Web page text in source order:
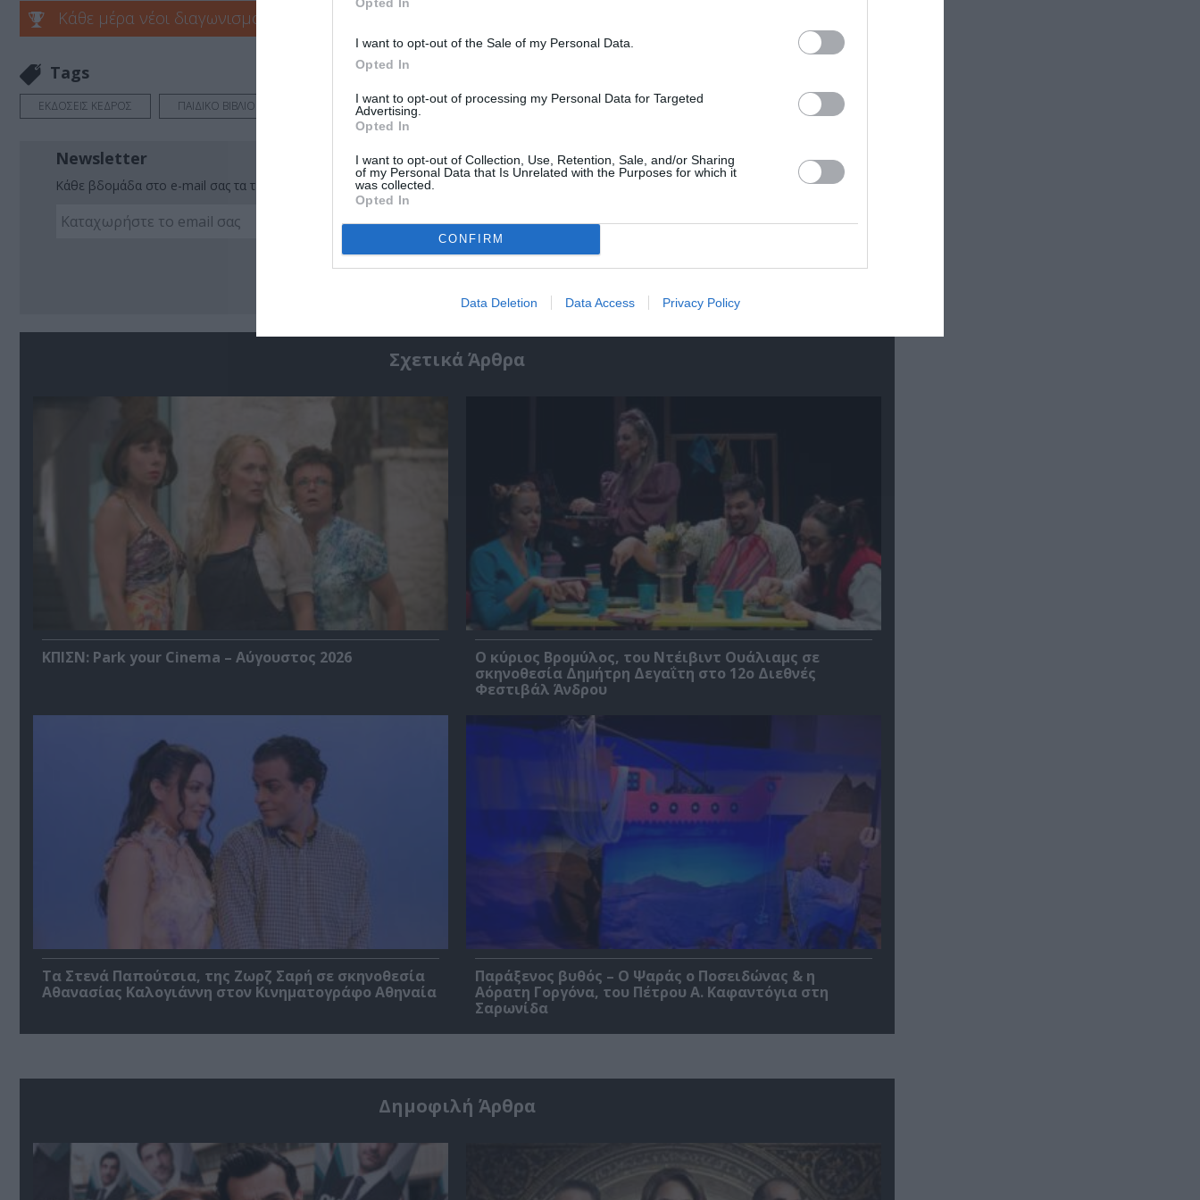
I want to opt-out of the Sale of my Personal Data.
Opted In
I want to opt-out of processing my Personal Data for Targeted
Advertising.
Opted In
I want to opt-out of Collection, Use, Retention, Sale, and/or Sharing
of my Personal Data that Is Unrelated with the Purposes for which it
was collected.
Opted In
CONFIRM
Data Deletion Data Access Privacy Policy
Κάθε μέρα νέοι διαγωνισμοί στο Culturenow.gr
Tags
ΕΚΔΟΣΕΙΣ ΚΕΔΡΟΣ ΠΑΙΔΙΚΟ ΒΙΒΛΙΟ
Newsletter
Κάθε βδομάδα στο e-mail σας τα τελευταία νέα για την Τέχνη και τον Πολιτισμό!
Ακολουθήστε το Culturenow.gr
Σχετικά Άρθρα
ΚΠΙΣΝ: Park your Cinema – Αύγουστος 2026
O κύριος Βρομύλος, του Ντέιβιντ Ουάλιαμς σε
σκηνοθεσία Δημήτρη Δεγαΐτη στο 12ο Διεθνές
Φεστιβάλ Άνδρου
Τα Στενά Παπούτσια, της Ζωρζ Σαρή σε σκηνοθεσία
Αθανασίας Καλογιάννη στον Κινηματογράφο Αθηναία
Παράξενος βυθός – Ο Ψαράς ο Ποσειδώνας & η
Αόρατη Γοργόνα, του Πέτρου Α. Καφαντόγια στη
Σαρωνίδα
Δημοφιλή Άρθρα